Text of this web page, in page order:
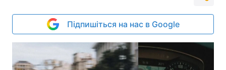
Підпишіться на нас в Google